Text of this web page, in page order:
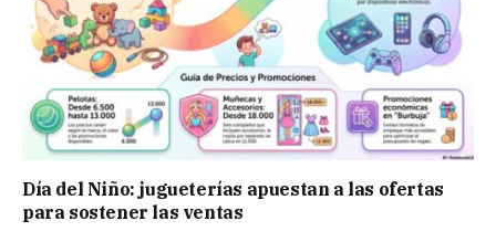
Día del Niño: jugueterías apuestan a las ofertas
para sostener las ventas